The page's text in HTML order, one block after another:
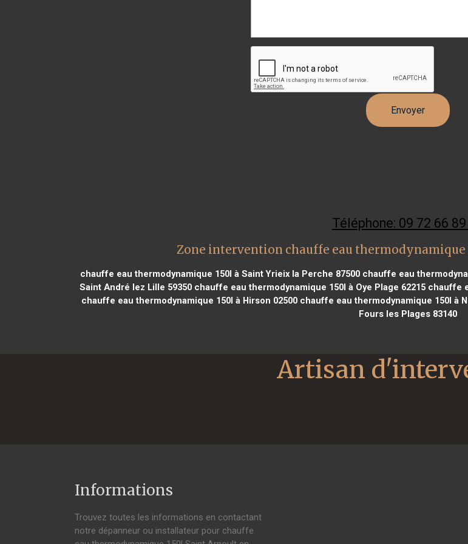
Téléphone: 09 72 66
Zone intervention chauffe eau thermodynamique
chauffe eau thermodynamique 150l à Saint Yrieix la Perche 87500chauffe eau
Saint André lez Lille 59350 chauffe eau thermodynamique 150l à Oye Plage 62215 chauffe
chauffe eau thermodynamique 150l à Hirson 02500 chauffe eau thermodynamique 150l à
Fours les Plages 83140
Informations
Trouvez toutes les informations en contactant
notre dépanneur ou installateur pour chauffe
Artisan